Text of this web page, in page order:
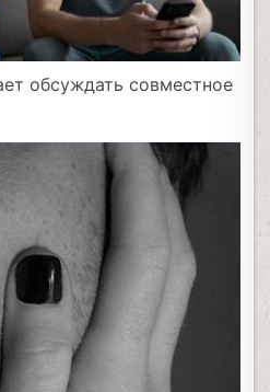
обсуждать совместное